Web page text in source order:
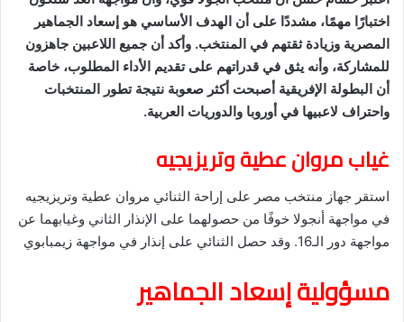
اختبارًا مهمًا، مشددًا على أن الهدف الأساسي هو إسعاد الجماهير
المصرية وزيادة ثقتهم في المنتخب. وأكد أن جميع اللاعبين جاهزون
للمشاركة، وأنه يثق في قدراتهم على تقديم الأداء المطلوب، خاصة
أن البطولة الإفريقية أصبحت أكثر صعوبة نتيجة تطور المنتخبات
واحتراف لاعبيها في أوروبا والدوريات العربية.
غياب مروان عطية وتريزيجيه
استقر جهاز منتخب مصر على إراحة الثنائي مروان عطية وتريزيجيه
في مواجهة أنجولا خوفًا من حصولهما على الإنذار الثاني وغيابهما عن
مواجهة دور الـ16. وقد حصل الثنائي على إنذار في مواجهة زيمبابوي
مسؤولية إسعاد الجماهير